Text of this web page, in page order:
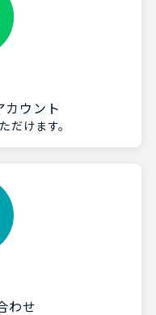
ウント
だけます。
わせ